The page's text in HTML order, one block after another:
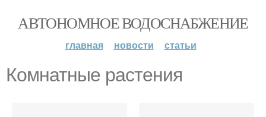
АВТОНОМНОЕ ВОДОСНАБЖЕНИЕ
главная новости статьи
Комнатные растения